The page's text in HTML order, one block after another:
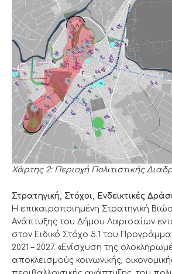
Χάρτης 2: Περιοχή Πολιτιστικής
Στρατηγική, Στόχοι, Ενδεικτικές
Η επικαιροποιημένη Στρατηγική
Ανάπτυξης του Δήμου Λαρισαίων
στον Ειδικό Στόχο 5.1 του
2021 – 2027. «Ενίσχυση της
αποκλεισμούς κοινωνικής,